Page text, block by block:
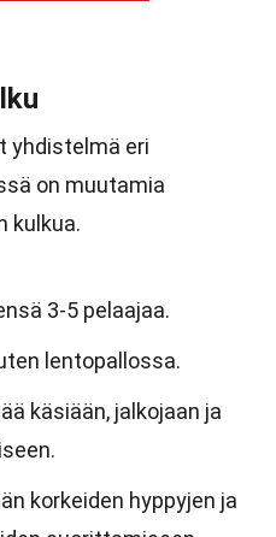
yhdistelmä eri
on muutamia
kulkua.
3-5 pelaajaa.
lentopallossa.
käsiään, jalkojaan ja
korkeiden hyppyjen ja